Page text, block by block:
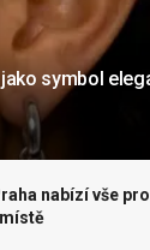
symbol
nabízí vše